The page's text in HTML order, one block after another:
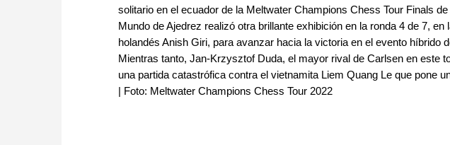
solitario en el ecuador de la Meltwater Champions Chess Tour Finals
Mundo de Ajedrez realizó otra brillante exhibición en la ronda 4 de 7,
holandés Anish Giri, para avanzar hacia la victoria en el evento híbrido
Mientras tanto, Jan-Krzysztof Duda, el mayor rival de Carlsen en este
una partida catastrófica contra el vietnamita Liem Quang Le que pone
| Foto: Meltwater Champions Chess Tour 2022